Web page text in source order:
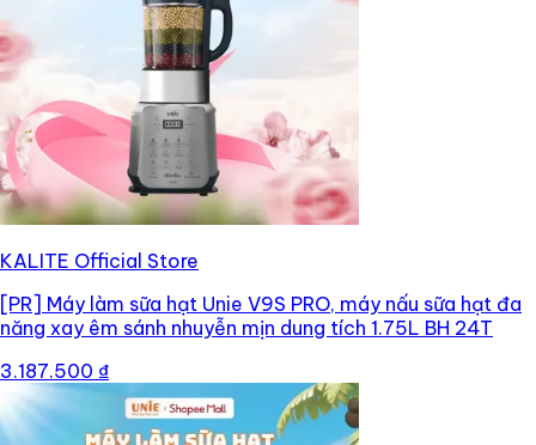
KALITE Official Store
[PR] Máy làm sữa hạt Unie V9S PRO, máy nấu sữa hạt đa
năng xay êm sánh nhuyễn mịn dung tích 1.75L BH 24T
3.187.500 ₫